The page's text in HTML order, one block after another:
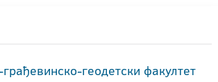
геодетски факултет